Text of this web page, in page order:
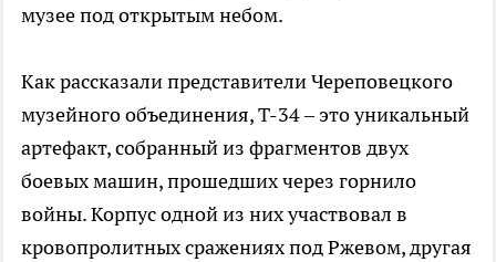
музее под открытым небом.
Как рассказали представители Череповецкого
музейного объединения, Т-34 – это уникальный
артефакт, собранный из фрагментов двух
боевых машин, прошедших через горнило
войны. Корпус одной из них участвовал в
кровопролитных сражениях под Ржевом, другая